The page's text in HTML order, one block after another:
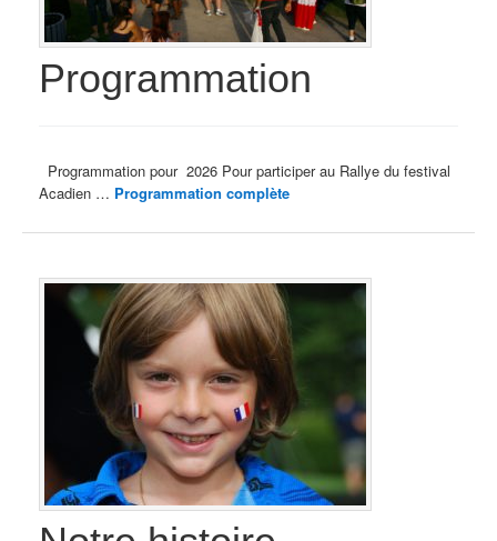
Programmation
Programmation pour 2026 Pour participer au Rallye du festival
Acadien … Programmation complète